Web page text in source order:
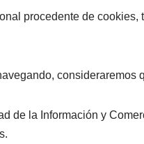
procedente de
consideraremos
de la Información y